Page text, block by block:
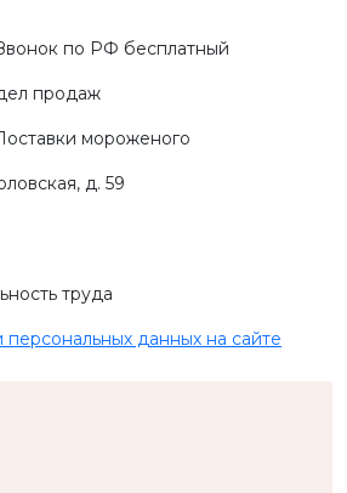
по РФ бесплатный
продаж
мороженого
д. 59
данных на сайте